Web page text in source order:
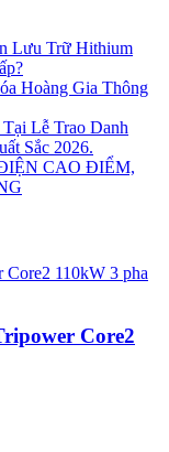
Lưu Trữ Hithium
Hoàng Gia Thông
Lễ Trao Danh
Sắc 2026.
CAO ĐIỂM,
Core2